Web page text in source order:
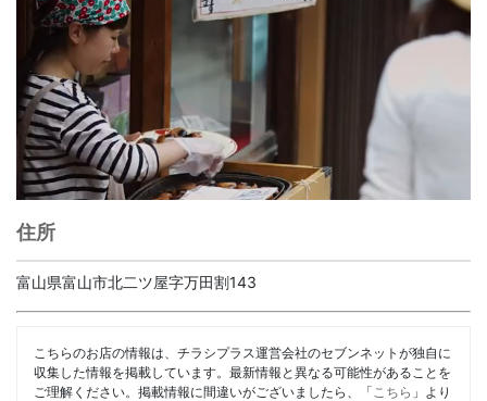
住所
富山県富山市北二ツ屋字万田割143
こちらのお店の情報は、チラシプラス運営会社のセブンネットが独自に
収集した情報を掲載しています。最新情報と異なる可能性があることを
ご理解ください。掲載情報に間違いがございましたら、「 こちら 」より